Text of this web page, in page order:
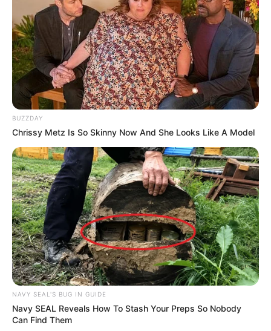
BUZZDAY
Chrissy Metz Is So Skinny Now And She Looks Like A Model
NAVY SEAL'S BUG IN GUIDE
Navy SEAL Reveals How To Stash Your Preps So Nobody
Can Find Them